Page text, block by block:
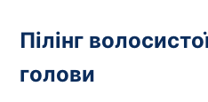
Пілінг
голови